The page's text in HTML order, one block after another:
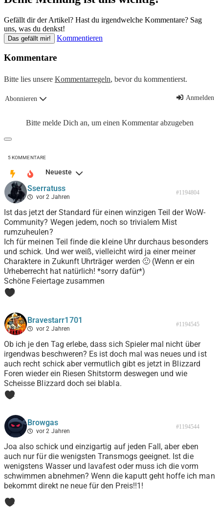
Gefällt dir der Artikel? Hast du irgendwelche Kommentare? Sag
uns, was du denkst!
Das gefällt mir! Kommentieren
Kommentare
Bitte lies unsere Kommentarregeln, bevor du kommentierst.
Abonnieren Anmelden
Bitte melde Dich an, um einen Kommentar abzugeben
5KOMMENTARE
Neueste
Sserratuss
vor 2 Jahren
#1194804
Ist das jetzt der Standard für einen winzigen Teil der WoW-
Community? Wegen jedem, noch so trivialem Mist
rumzuheulen?
Ich für meinen Teil finde die kleine Uhr durchaus besonders
und schick. Und wer weiß, vielleicht wird ja einer meiner
Charaktere in Zukunft Uhrträger werden 🙂 (Wenn er ein
Urheberrecht hat natürlich! *sorry dafür*)
Schöne Feiertage zusammen
0
Bravestarr1701
vor 2 Jahren
#1194545
Ob ich je den Tag erlebe, dass sich Spieler mal nicht über
irgendwas beschweren? Es ist doch mal was neues und ist
auch recht schick aber vermutlich gibt es jetzt in Blizzard
Foren wieder ein Riesen Shitstorm deswegen und wie
Scheisse Blizzard doch sei blabla.
1
Browgas
vor 2 Jahren
#1194544
Joa also schick und einzigartig auf jeden Fall, aber eben
auch nur für die wenigsten Transmogs geeignet. Ist die
wenigstens Wasser und lavafest oder muss ich die vorm
schwimmen abnehmen? Wenn die kaputt geht hoffe ich man
bekommt direkt ne neue für den Preis!!1!
1